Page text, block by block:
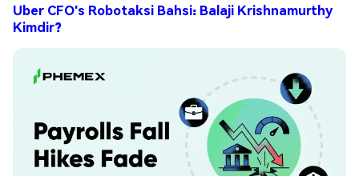
Uber CFO's Robotaksi Bahsi: Balaji Krishnamurthy
Kimdir?